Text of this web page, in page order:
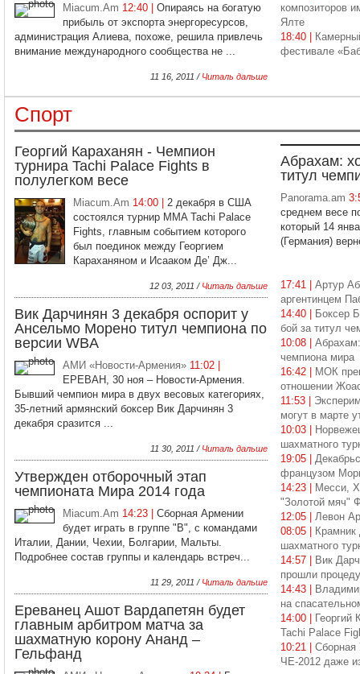
Miacum.Am 12:40 | Опираясь на богатую
прибыль от экспорта энергоресурсов,
администрация Алиева, похоже, решила привлечь
внимание международного сообщества не ...
11 16, 2011 / Читаль дальше
композиторов
Ялте
18:40 |
фестивале
Спорт
Георгий Караханян - Чемпион
турнира Tachi Palace Fights в
полулегком весе
Miacum.Am 14:00 | 2 декабря в США
состоялся турнир MMA Tachi Palace
Fights, главным событием которого
был поединок между Георгием
Караханяном и Исааком Де’ Дж...
12 03, 2011 / Читаль дальше
Вик Дарчинян 3 декабря оспорит у
Ансельмо Морено титул чемпиона по
версии WBA
АМИ «Новости-Армения» 11:02 |
ЕРЕВАН, 30 ноя – Новости-Армения.
Бывший чемпион мира в двух весовых категориях,
35-летний армянский боксер Вик Дарчинян 3
декабря сразится ...
11 30, 2011 / Читаль дальше
Утвержден отборочный этап
чемпионата Мира 2014 года
Miacum.Am 14:23 | Сборная Армении
будет играть в группе "B", с командами
Италии, Дании, Чехии, Болгарии, Мальты.
Подробнее состав группы и календарь встреч...
11 29, 2011 / Читаль дальше
Ереванец Ашот Вардапетян будет
главным арбитром матча за
шахматную корону Ананд –
Гельфанд
Абрахам:
титул
Panorama.am
среднем весе
который 14
(Германия)
17:41 | Артур
аргентинцем
14:40 |
Боксер
бой за титул
10:08 |
чемпиона мира
16:42 |
МОК
отношении
11:53 |
могут в марте
10:03 |
шахматного
19:05 |
французом
14:23 |
Месси,
"Золотой мяч"
12:05 | Левон
08:05 |
шахматного
14:57 |
Вик
прошли
14:43 |
на
14:00 |
Георгий
Tachi Palace
10:21 | Сборная
ЧЕ-2012 даже